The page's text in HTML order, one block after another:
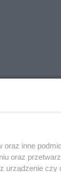
obszar
oraz inne
oraz
urządzenie